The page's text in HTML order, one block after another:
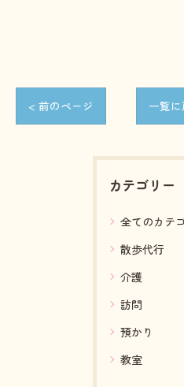
< 前のページ 一覧に
カテゴリー
全てのカテ
散歩代行
介護
訪問
預かり
教室